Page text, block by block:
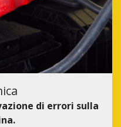
di errori sulla